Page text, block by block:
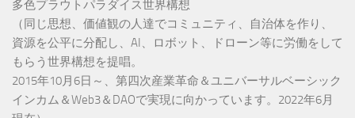
多色プラウトパラダイス世界構想
（同じ思想、価値観の人達でコミュニティ、自治体を作り、
資源を公平に分配し、AI、ロボット、ドローン等に労働をして
もらう世界構想を提唱。
2015年10月6日～、第四次産業革命＆ユニバーサルベーシック
インカム＆Web3＆DAOで実現に向かっています。2022年6月